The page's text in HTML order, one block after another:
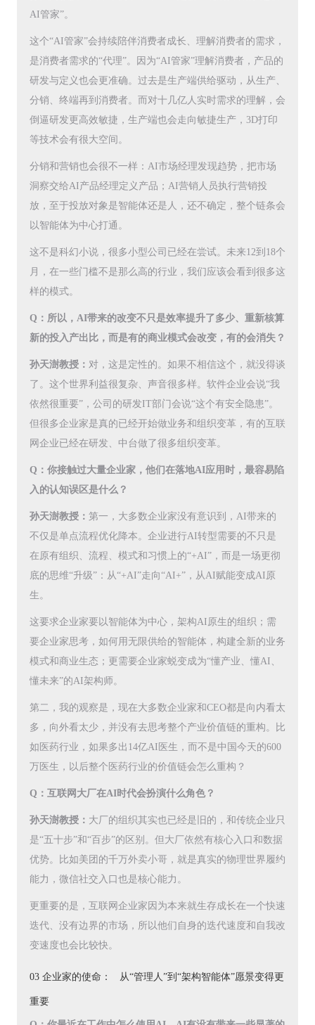
AI管家”。
这个“AI管家”会持续陪伴消费者成长、理解消费者的需求，
是消费者需求的“代理”。因为“AI管家”理解消费者，产品的
研发与定义也会更准确。过去是生产端供给驱动，从生产、
分销、终端再到消费者。而对十几亿人实时需求的理解，会
倒逼研发更高效敏捷，生产端也会走向敏捷生产，3D打印
等技术会有很大空间。
分销和营销也会很不一样：AI市场经理发现趋势，把市场
洞察交给AI产品经理定义产品；AI营销人员执行营销投
放，至于投放对象是智能体还是人，还不确定，整个链条会
以智能体为中心打通。
这不是科幻小说，很多小型公司已经在尝试。未来12到18个
月，在一些门槛不是那么高的行业，我们应该会看到很多这
样的模式。
Q：所以，AI带来的改变不只是效率提升了多少、重新核算
新的投入产出比，而是有的商业模式会改变，有的会消失？
孙天澍教授： 对，这是定性的。如果不相信这个，就没得谈
了。这个世界利益很复杂、声音很多样。软件企业会说“我
依然很重要”，公司的研发IT部门会说“这个有安全隐患”。
但很多企业家是真的已经开始做业务和组织变革，有的互联
网企业已经在研发、中台做了很多组织变革。
Q：你接触过大量企业家，他们在落地AI应用时，最容易陷
入的认知误区是什么？
孙天澍教授： 第一，大多数企业家没有意识到，AI带来的
不仅是单点流程优化降本。企业进行AI转型需要的不只是
在原有组织、流程、模式和习惯上的“+AI”，而是一场更彻
底的思维“升级”：从“+AI”走向“AI+”，从AI赋能变成AI原
生。
这要求企业家要以智能体为中心，架构AI原生的组织；需
要企业家思考，如何用无限供给的智能体，构建全新的业务
模式和商业生态；更需要企业家蜕变成为“懂产业、懂AI、
懂未来”的AI架构师。
第二，我的观察是，现在大多数企业家和CEO都是向内看太
多，向外看太少，并没有去思考整个产业价值链的重构。比
如医药行业，如果多出14亿AI医生，而不是中国今天的600
万医生，以后整个医药行业的价值链会怎么重构？
Q：互联网大厂在AI时代会扮演什么角色？
孙天澍教授： 大厂的组织其实也已经是旧的，和传统企业只
是“五十步”和“百步”的区别。但大厂依然有核心入口和数据
优势。比如美团的千万外卖小哥，就是真实的物理世界履约
能力，微信社交入口也是核心能力。
更重要的是，互联网企业家因为本来就生存成长在一个快速
迭代、没有边界的市场，所以他们自身的迭代速度和自我改
变速度也会比较快。
03 企业家的使命： 从“管理人”到“架构智能体”愿景变得更
重要